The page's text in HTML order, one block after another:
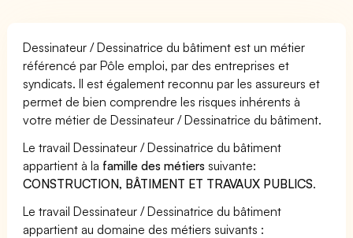
Dessinateur / Dessinatrice du bâtiment est un métier
référencé par Pôle emploi, par des entreprises et
syndicats. Il est également reconnu par les assureurs et
permet de bien comprendre les risques inhérents à
votre métier de Dessinateur / Dessinatrice du bâtiment.
Le travail Dessinateur / Dessinatrice du bâtiment
appartient à la famille des métiers suivante:
CONSTRUCTION, BÂTIMENT ET TRAVAUX PUBLICS.
Le travail Dessinateur / Dessinatrice du bâtiment
appartient au domaine des métiers suivants :